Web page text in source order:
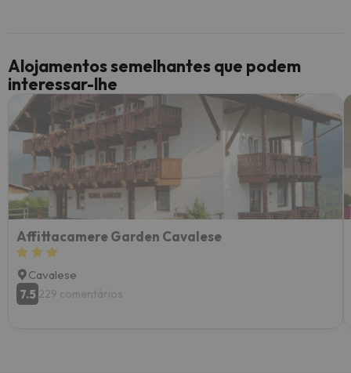
Alojamentos semelhantes que podem
interessar-lhe
Affittacamere Garden Cavalese
Cavalese
7.5 229 comentários